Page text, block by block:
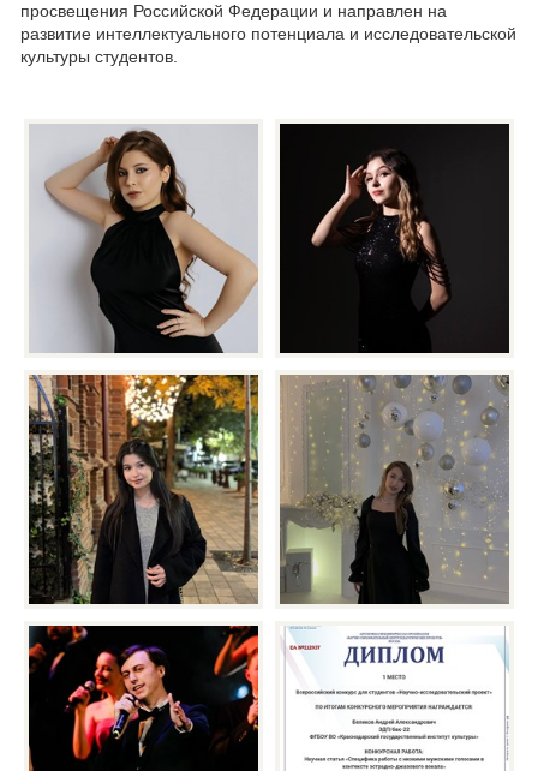
просвещения Российской Федерации и направлен на
развитие интеллектуального потенциала и исследовательской
культуры студентов.